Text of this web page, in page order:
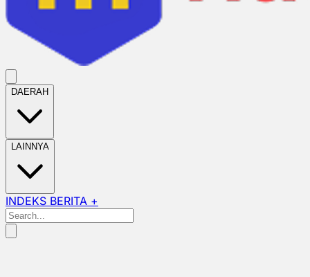
DAERAH
LAINNYA
INDEKS BERITA +